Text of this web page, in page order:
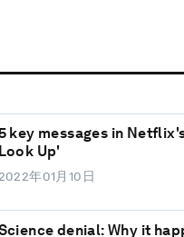
key messages in
Look Up'
年01月10日
denial: Why it